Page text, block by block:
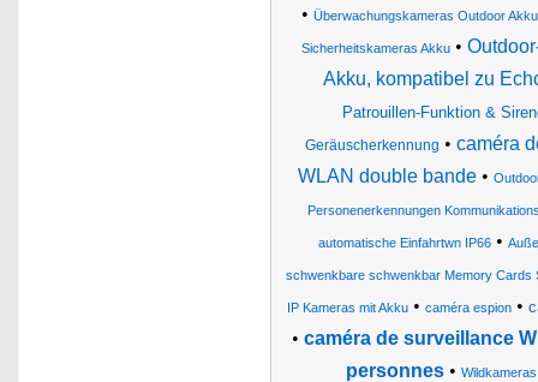
• Überwachungskameras Outdoor Akku
Sicherheitskameras Akku•
Akku, kompatibel zu
Patrouillen-Funktion &
Geräuscherkennung • caméra
WLAN double bande •
Personenerkennungen
automatische Einfahrtwn IP66•
schwenkbare schwenkbar Memory Cards
IP Kameras mit Akku• caméra espion•
• caméra de surveillance
personnes•